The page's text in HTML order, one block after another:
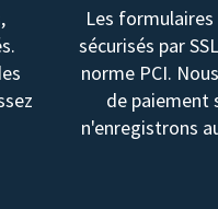
Les
sécurisés par
norme PCI.
de paiement
n'enregistrons